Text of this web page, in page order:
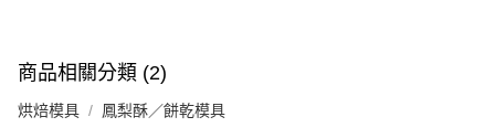
恩沛科技股份有限公司將有權停止該用戶之使用額度並採取法律行動。
商品相關分類 (2)
烘焙模具 鳳梨酥／餅乾模具